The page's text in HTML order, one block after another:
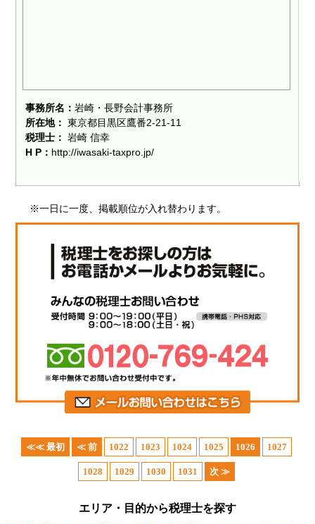
事務所名：岩崎・長野会計事務所
所在地： 東京都目黒区鷹番2-21-11
税理士： 岩崎 信幸
H P： http://iwasaki-taxpro.jp/
※一日に一度、掲載順位が入れ替わります。
≪≪ 最初 ≪ 前 1022 1023 1024 1025 1026 1027
1028 1029 1030 1031 次 ≫
エリア・目的から税理士を探す